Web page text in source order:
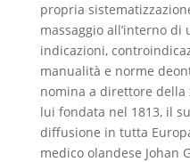
propria
massaggio all’interno
indicazioni,
manualità e norme
nomina a direttore della
lui fondata nel 1813, il
diffusione in tutta
medico olandese Johan